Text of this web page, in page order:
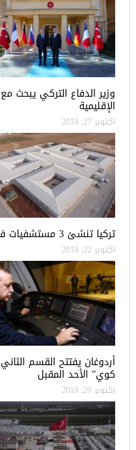
وزير الدفاع التركي يبحث
الإقليمية
أكتوبر 27, 2018
تركيا تنشئ 3 مستشفيات في مناطق درع الفرات بسوريا
أكتوبر 22, 2018
أردوغان يفتتح القسم
كوي” الأحد المقبل
أكتوبر 20, 2018